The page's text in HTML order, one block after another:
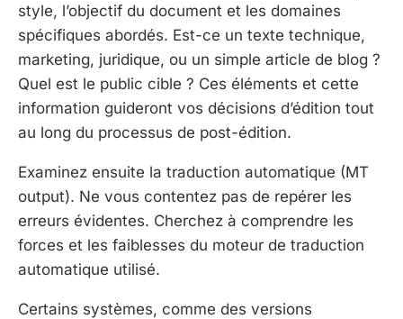
style, l’objectif du document et les domaines
spécifiques abordés. Est-ce un texte technique,
marketing, juridique, ou un simple article de blog ?
Quel est le public cible ? Ces éléments et cette
information guideront vos décisions d’édition tout
au long du processus de post-édition.
Examinez ensuite la traduction automatique (MT
output). Ne vous contentez pas de repérer les
erreurs évidentes. Cherchez à comprendre les
forces et les faiblesses du moteur de traduction
automatique utilisé.
Certains systèmes, comme des versions